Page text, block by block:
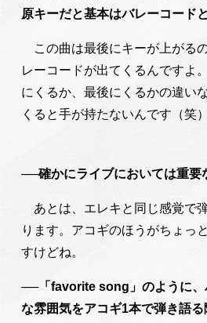
原キーだと基本はバレーコード
この曲は最後にキーが上がる
レーコードが出てくるんですよ
にくるか、最後にくるかの違い
くると手が持たないんです（笑）
──確かにライブにおいては重要
あとは、エレキと同じ感覚で
ります。アコギのほうがちょっ
すけどね。
──「favorite song」のように、
な雰囲気をアコギ1本で弾き語